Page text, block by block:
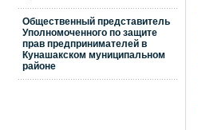
Общественный представитель
Уполномоченного по защите
прав предпринимателей в
Кунашакском муниципальном
районе